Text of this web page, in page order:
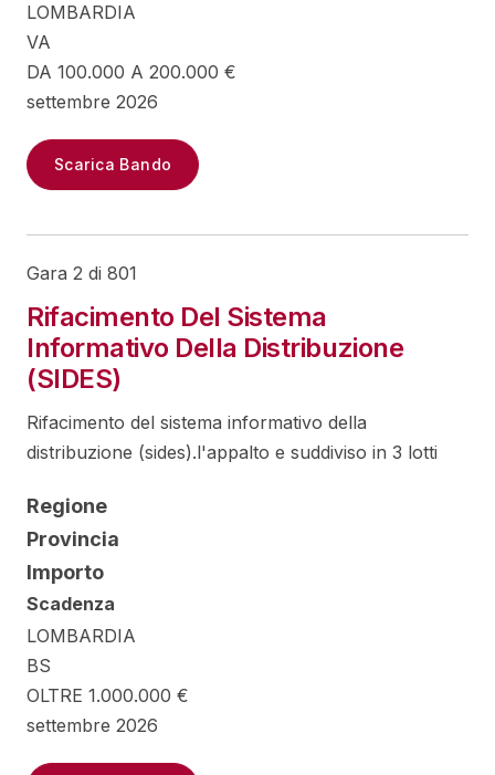
LOMBARDIA
VA
DA 100.000 A 200.000 €
settembre 2026
Scarica Bando
Gara 2 di 801
Rifacimento Del Sistema
Informativo Della Distribuzione
(SIDES)
Rifacimento del sistema informativo della
distribuzione (sides).l'appalto e suddiviso in 3 lotti
Regione
Provincia
Importo
Scadenza
LOMBARDIA
BS
OLTRE 1.000.000 €
settembre 2026